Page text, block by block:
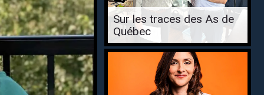
Sur les traces des As de
Québec